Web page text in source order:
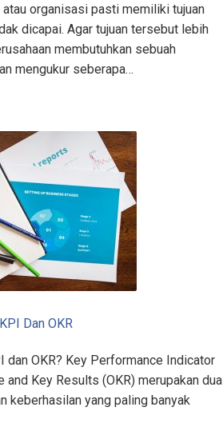
organisasi pasti memiliki tujuan
dicapai. Agar tujuan tersebut lebih
membutuhkan sebuah
mengukur seberapa…
Dan OKR
dan OKR? Key Performance Indicator
and Key Results (OKR) merupakan dua
keberhasilan yang paling banyak